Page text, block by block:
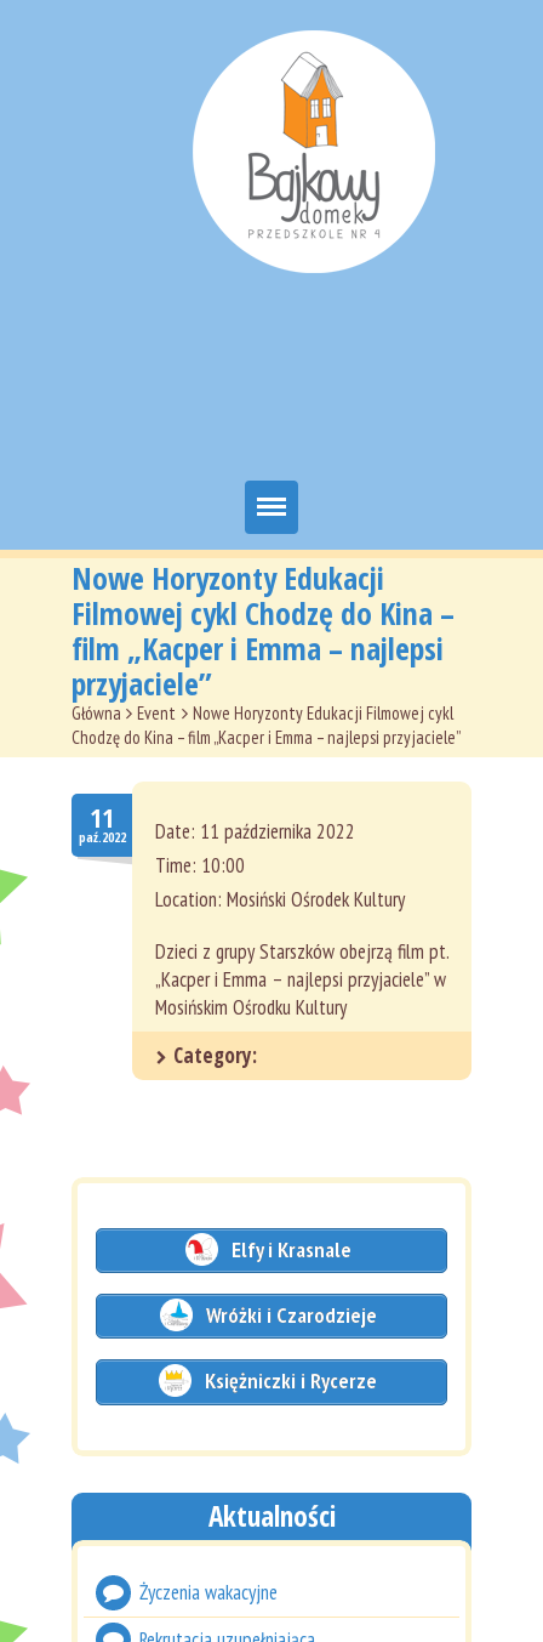
Główna
O nas
Aktualności
Oferta
Kontakt
Nowe Horyzonty Edukacji
Filmowej cykl Chodzę do Kina –
film „Kacper i Emma – najlepsi
przyjaciele”
Główna > Event > Nowe Horyzonty Edukacji Filmowej cykl
Chodzę do Kina – film „Kacper i Emma – najlepsi przyjaciele”
11
paź.2022 Date: 11 października 2022
Time: 10:00
Location: Mosiński Ośrodek Kultury
Dzieci z grupy Starszków obejrzą film pt.
„Kacper i Emma – najlepsi przyjaciele” w
Mosińskim Ośrodku Kultury
Category:
Elfy i Krasnale
Wróżki i Czarodzieje
Księżniczki i Rycerze
Aktualności
Życzenia wakacyjne